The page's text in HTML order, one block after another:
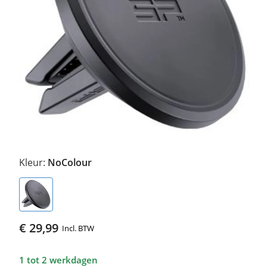
Kleur: NoColour
€ 29,99 Incl. BTW
1 tot 2 werkdagen